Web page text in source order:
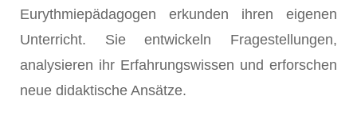
Eurythmiepädagogen erkunden ihren eigenen
Unterricht. Sie entwickeln Fragestellungen,
analysieren ihr Erfahrungswissen und erforschen
neue didaktische Ansätze.